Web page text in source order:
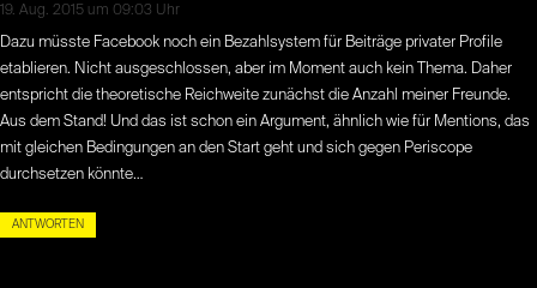
19. Aug. 2015 um 09:03 Uhr
Dazu müsste Facebook noch ein Bezahlsystem für Beiträge privater Profile
etablieren. Nicht ausgeschlossen, aber im Moment auch kein Thema. Daher
entspricht die theoretische Reichweite zunächst die Anzahl meiner Freunde.
Aus dem Stand! Und das ist schon ein Argument, ähnlich wie für Mentions, das
mit gleichen Bedingungen an den Start geht und sich gegen Periscope
durchsetzen könnte…
ANTWORTEN